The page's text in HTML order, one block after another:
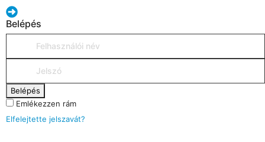
Belépés
Belépés
Emlékezzen rám
Elfelejtette jelszavát?